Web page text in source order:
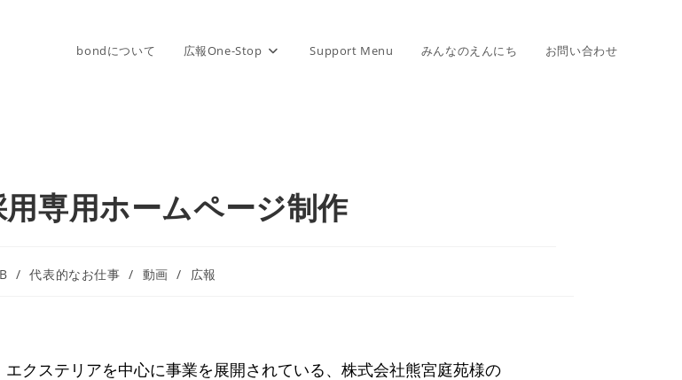
bondについて 広報One-Stop Support Menu みんなのえんにち お問い合わせ
専用ホームページ制作
/ 代表的なお仕事 / 動画 / 広報
エクステリアを中心に事業を展開されている、株式会社熊宮庭苑様の